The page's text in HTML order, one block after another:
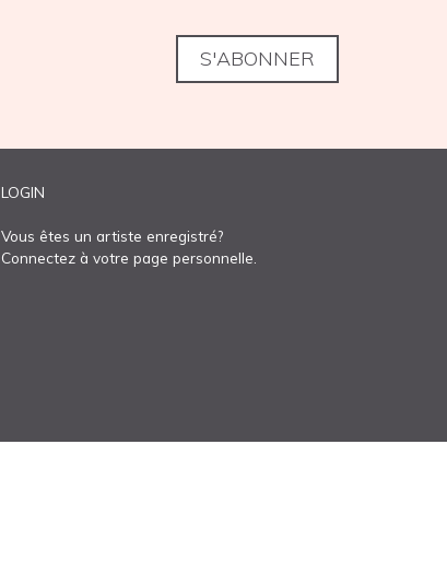
S'ABONNER
LOGIN
Vous êtes un artiste enregistré?
Connectez à votre page personnelle.